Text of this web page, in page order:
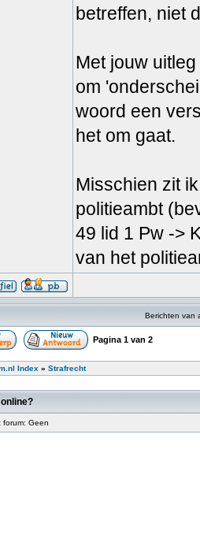
betreffen, niet
Met jouw
om
woord een
het om gaat.
Misschien zit
politieambt
49 lid 1 Pw ->
van het
Berichten van
Pagina 1 van 2
Index » Strafrecht
forum: Geen